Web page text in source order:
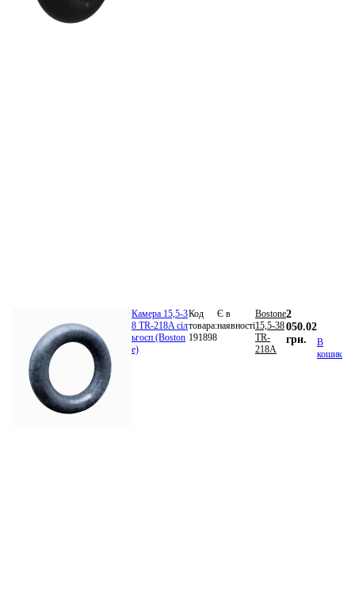
Камера 15,5-3
8 TR-218A сіл
ьгосп (Boston
e)
Код
товара:
191898
Є в
наявності
Bostone
15,5-38
TR-
218A
2
050.02
грн.
В
кошик